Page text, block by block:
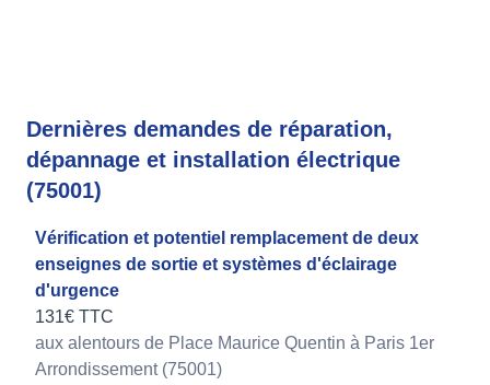
Dernières demandes de réparation,
dépannage et installation électrique
(75001)
Vérification et potentiel remplacement de deux
enseignes de sortie et systèmes d'éclairage
d'urgence
131€ TTC
aux alentours de Place Maurice Quentin à Paris 1er
Arrondissement (75001)